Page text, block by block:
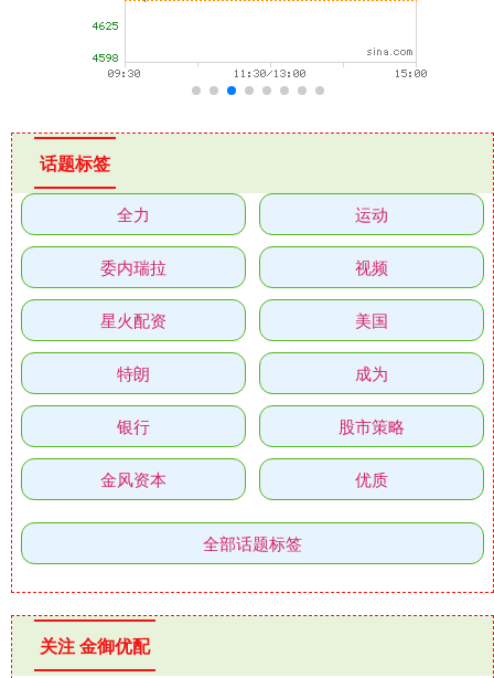
话题标签
全力 运动
委内瑞拉 视频
星火配资 美国
特朗 成为
银行 股市策略
金风资本 优质
全部话题标签
关注 金御优配